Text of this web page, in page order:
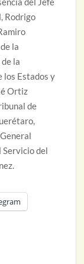
Rodrigo
la
la
los Estados y
Ortiz
de
Servicio del